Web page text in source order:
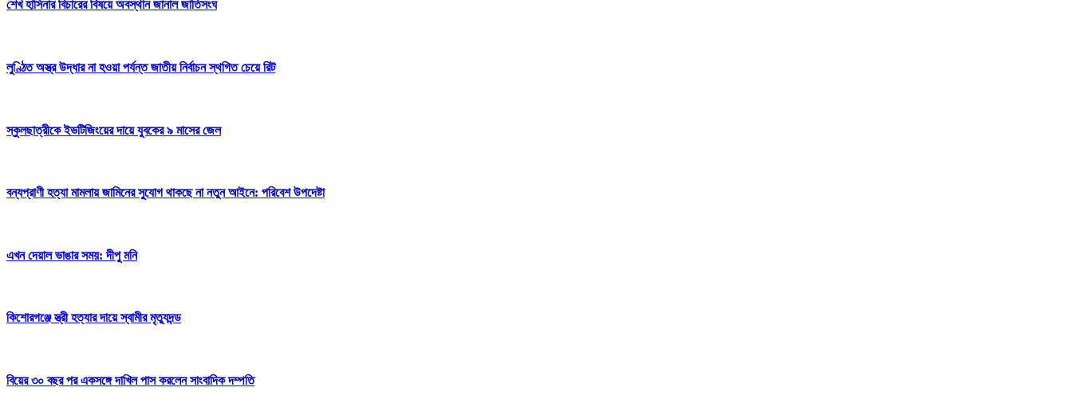
শেখ হাসিনার বিচারের বিষয়ে অবস্থান জানাল জাতিসংঘ
লুণ্ঠিত অস্ত্র উদ্ধার না হওয়া পর্যন্ত জাতীয় নির্বাচন স্থগিত চেয়ে রিট
স্কুলছাত্রীকে ইভটিজিংয়ের দায়ে যুবকের ৯ মাসের জেল
বন্যপ্রাণী হত্যা মামলায় জামিনের সুযোগ থাকছে না নতুন আইনে: পরিবেশ উপদেষ্টা
এখন দেয়াল ভাঙার সময়: দীপু মনি
কিশোরগঞ্জে স্ত্রী হত্যার দায়ে স্বামীর মৃত্যুদন্ড
বিয়ের ৩০ বছর পর একসঙ্গে দাখিল পাস করলেন সাংবাদিক দম্পতি